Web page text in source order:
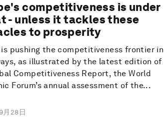
competitiveness is under
- unless it tackles these
to prosperity
is pushing the competitiveness frontier in
as illustrated by the latest edition of
Competitiveness Report, the World
Forum’s annual assessment of the...
月28日